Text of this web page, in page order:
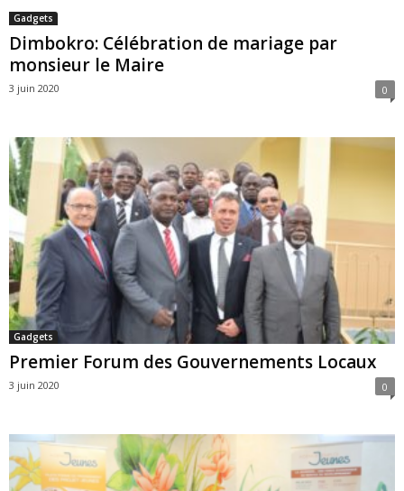
Gadgets
Dimbokro: Célébration de mariage par
monsieur le Maire
3 juin 2020 0
Gadgets
Premier Forum des Gouvernements Locaux
3 juin 2020 0